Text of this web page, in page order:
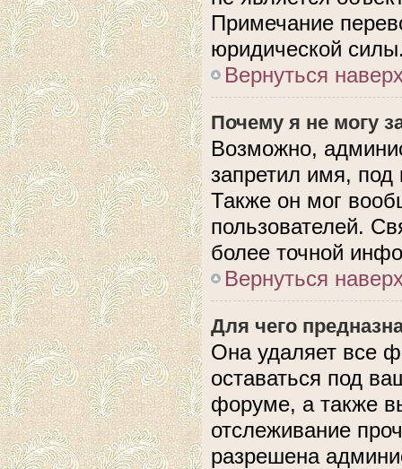
Примечание
юридической
Вернуться
Почему я не могу
Возможно,
запретил имя, под
Также он мог
пользователей.
более точной
Вернуться
Для чего
Она удаляет все
оставаться под
форуме, а также
отслеживание
разрешена